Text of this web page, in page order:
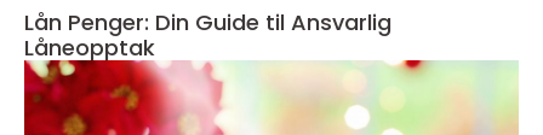
Lån Penger: Din Guide til Ansvarlig
Låneopptak